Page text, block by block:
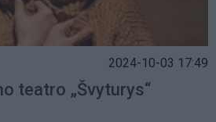
2024-10-03 17:49
teatro „Švyturys“